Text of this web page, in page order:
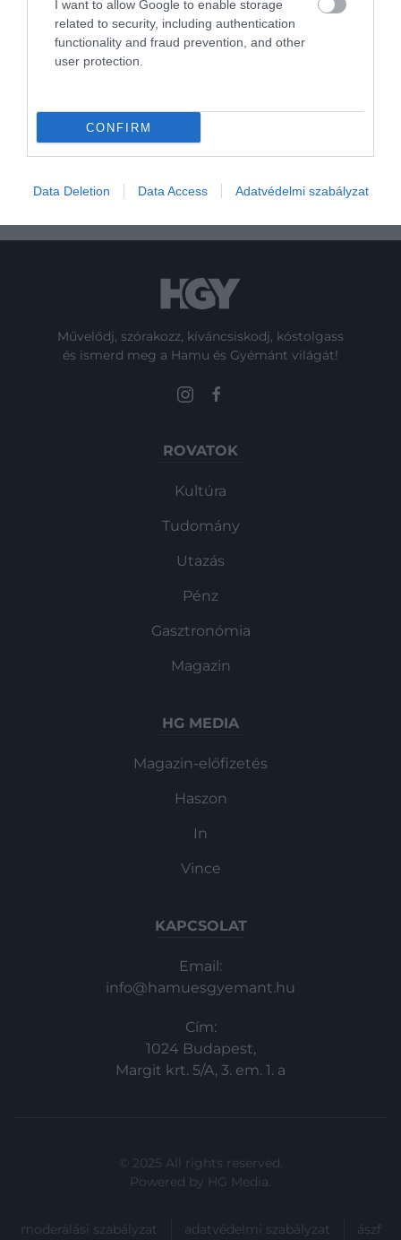
I want to allow Google to enable storage
related to security, including authentication
functionality and fraud prevention, and other
user protection.
CONFIRM
Data Deletion Data Access Adatvédelmi szabályzat
GASZTRONÓMIA ARANCINI
Imádod a paradicsomot, de ég tőle a
gyomrod? Így…
2026. AUGUSZTUS 8. ● GASZTRONÓMIA
Ősi módszerrel sütik az üzbég kenyeret,
Művelődj, szórakozz, kíváncsiskodj, kóstolgass
és ismerd meg a Hamu és Gyémánt világát!
ROVATOK
Kultúra
Tudomány
Utazás
Pénz
Gasztronómia
Magazin
HG MEDIA
Magazin-előfizetés
Haszon
In
Vince
KAPCSOLAT
Email:
info@hamuesgyemant.hu
Cím:
1024 Budapest,
Margit krt. 5/A, 3. em. 1. a
© 2025 All rights reserved.
Powered by HG Media.
moderálási szabályzat adatvédelmi szabályzat ászf